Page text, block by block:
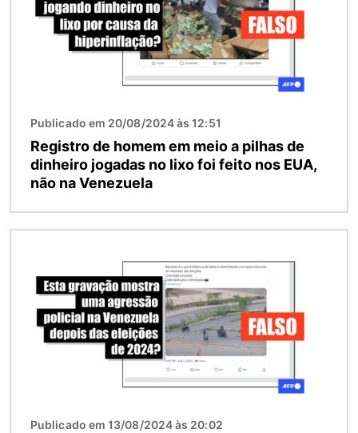
Publicado em 20/08/2024 às 12:51
Registro de homem em meio a pilhas de
dinheiro jogadas no lixo foi feito nos EUA,
não na Venezuela
Publicado em 13/08/2024 às 20:02